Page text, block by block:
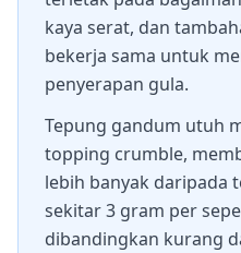
kaya serat, dan
bekerja sama untuk
penyerapan gula.
Tepung gandum utuh
topping crumble,
lebih banyak
sekitar 3 gram per
dibandingkan kurang